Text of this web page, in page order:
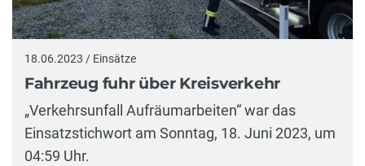
18.06.2023 / Einsätze
Fahrzeug fuhr über Kreisverkehr
„Verkehrsunfall Aufräumarbeiten“ war das
Einsatzstichwort am Sonntag, 18. Juni 2023, um
04:59 Uhr.